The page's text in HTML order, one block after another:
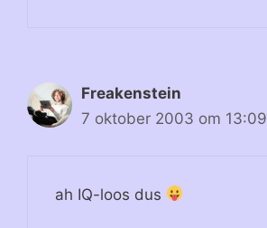
Freakenstein
7 oktober 2003 om 13:09
ah IQ-loos dus